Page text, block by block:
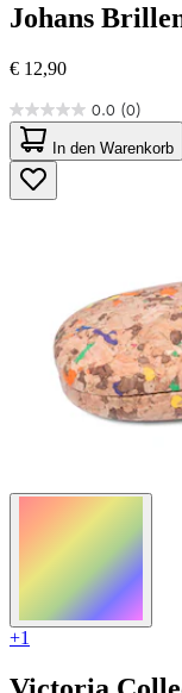
Johans
€ 12,90
0.0 (0)
0.0
von
5
Sternen.
In den Warenkorb
+1